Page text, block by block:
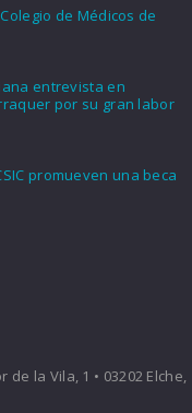
de Médicos de
entrevista en
por su gran labor
promueven una beca
de la Vila, 1 • 03202 Elche,